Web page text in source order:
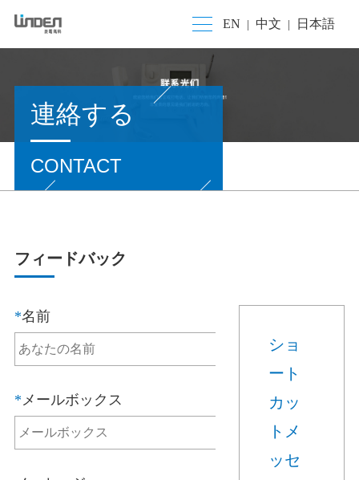
EN 中文 日本語
連絡する
CONTACT
フィードバック
*名前
* メールボックス
ショ
ート
カッ
トメ
ッセ